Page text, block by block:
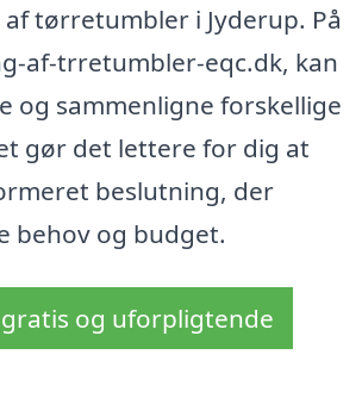
tørretumbler i Jyderup. På
af-trretumbler-eqc.dk, kan
og sammenligne forskellige
gør det lettere for dig at
beslutning, der
behov og budget.
og uforpligtende